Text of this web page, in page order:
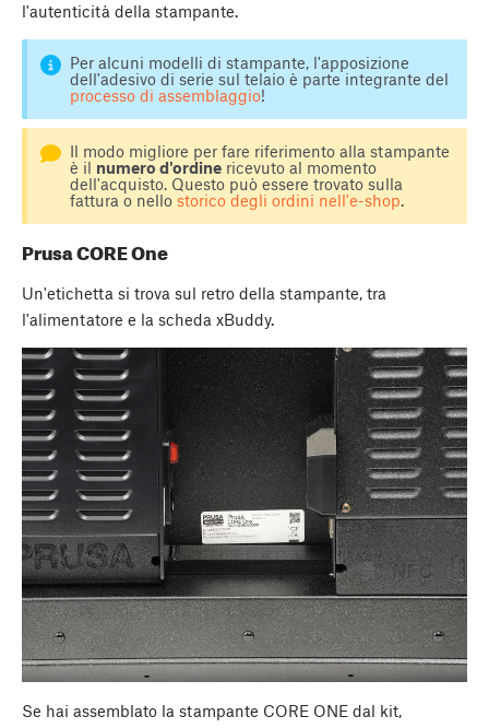
l'autenticità della stampante.
Per alcuni modelli di stampante, l'apposizione
dell'adesivo di serie sul telaio è parte integrante del
processo di assemblaggio!
Il modo migliore per fare riferimento alla stampante
è il numero d'ordinericevuto al momento
dell'acquisto. Questo può essere trovato sulla
fattura o nello storico degli ordini nell'e-shop.
Prusa CORE One
Un'etichetta si trova sul retro della stampante, tra
l'alimentatore e la scheda xBuddy.
Se hai assemblato la stampante CORE ONE dal kit,